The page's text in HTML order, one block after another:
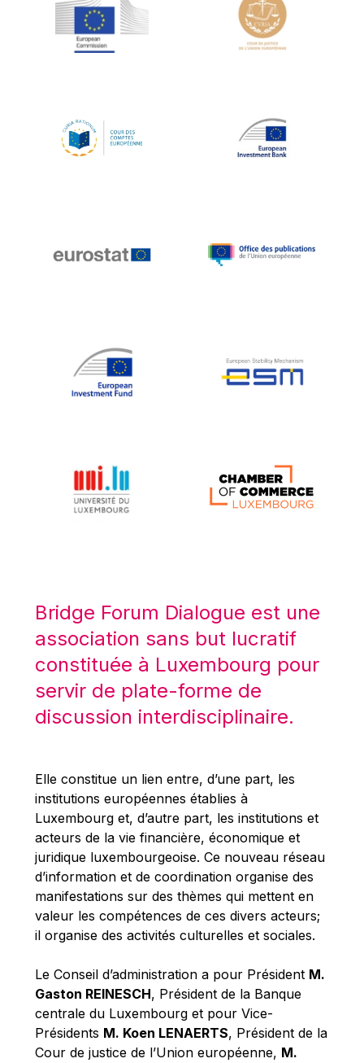
Jean-Louis Schiltz
Jean-Victor Louis
Johnny Åkerholm
Katharien L.C. Hunt
Klaus-Heiner Lehne
Koen LENAERTS
Lars Heikensten
Lucas Papademos
Máire Geoghegan-Quinn
Mario Centeno
Mario Monti
Maroš ŠEFČOVIČ
Martin Bailey
Martine Reicherts
Michael Sohlman
Michel Goedert
Mireille Delmas-Marty
Nobuo Tanaka
Otmar Issing
Paolo Mengozzi
Paschal Donohoe
Pat Cox
Patrizia Nanz
Philippe Maystadt
Pierre Gramegna
Bridge Forum Dialogue est une
association sans but lucratif
constituée à Luxembourg pour
servir de plate-forme de
discussion interdisciplinaire.
Elle constitue un lien entre, d’une part, les
institutions européennes établies à
Luxembourg et, d’autre part, les institutions et
acteurs de la vie financière, économique et
juridique luxembourgeoise. Ce nouveau réseau
d’information et de coordination organise des
manifestations sur des thèmes qui mettent en
valeur les compétences de ces divers acteurs;
il organise des activités culturelles et sociales.
Le Conseil d’administration a pour Président M.
Gaston REINESCH, Président de la Banque
centrale du Luxembourg et pour Vice-
Présidents M. Koen LENAERTS, Président de la
Cour de justice de l’Union européenne, M.